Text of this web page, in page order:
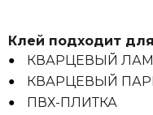
Клей подходит
КВАРЦЕВЫЙ
КВАРЦЕВЫЙ
ПВХ-ПЛИТКА